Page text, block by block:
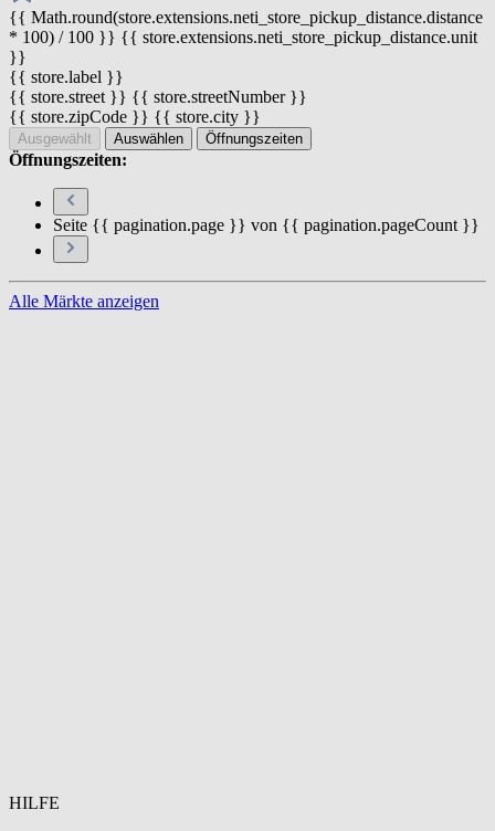
{{ Math.round(store.extensions.neti_store_pickup_distance.distance
* 100) / 100 }} {{ store.extensions.neti_store_pickup_distance.unit
}}
{{ store.label }}
{{ store.street }} {{ store.streetNumber }}
{{ store.zipCode }} {{ store.city }}
Ausgewählt Auswählen Öffnungszeiten
Öffnungszeiten:
Seite {{ pagination.page }} von {{ pagination.pageCount }}
Alle Märkte anzeigen
HILFE